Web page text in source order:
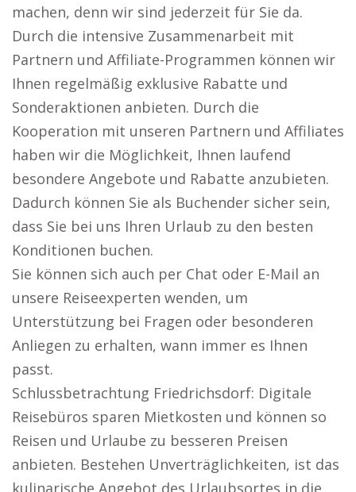
machen, denn wir sind jederzeit für Sie da.
Durch die intensive Zusammenarbeit mit
Partnern und Affiliate-Programmen können wir
Ihnen regelmäßig exklusive Rabatte und
Sonderaktionen anbieten. Durch die
Kooperation mit unseren Partnern und Affiliates
haben wir die Möglichkeit, Ihnen laufend
besondere Angebote und Rabatte anzubieten.
Dadurch können Sie als Buchender sicher sein,
dass Sie bei uns Ihren Urlaub zu den besten
Konditionen buchen.
Sie können sich auch per Chat oder E-Mail an
unsere Reiseexperten wenden, um
Unterstützung bei Fragen oder besonderen
Anliegen zu erhalten, wann immer es Ihnen
passt.
Schlussbetrachtung Friedrichsdorf: Digitale
Reisebüros sparen Mietkosten und können so
Reisen und Urlaube zu besseren Preisen
anbieten. Bestehen Unverträglichkeiten, ist das
kulinarische Angebot des Urlaubsortes in die